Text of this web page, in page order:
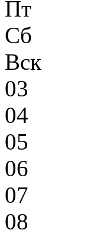
Пт
Сб
Вск
03
04
05
06
07
08